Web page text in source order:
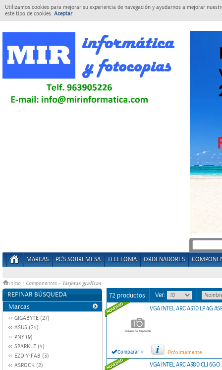
Utilizamos cookies para mejorar su experiencia de navegación y ayudarnos a mejorar
este tipo de cookies. Aceptar
MARCAS PC'S SOBREMESA TELEFONIA ORDENADORES
Inicio > Componentes » Tarjetas graficas
REFINAR BÚSQUEDA
Marcas
GIGABYTE (27)
ASUS (24)
PNY (9)
SPARKLE (4)
EZDIY-FAB (3)
ASROCK (2)
72 productos Ver:
Comparar »
VGA INTEL ARC A310 LP 4G
Próximamente
VGA INTEL ARC A380 CLI 6GO